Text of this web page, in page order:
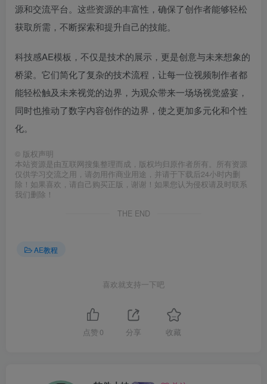
源和交流平台。这些资源的丰富性，确保了创作者能够轻松
获取所需，不断探索和提升自己的技能。
科技感AE模板，不仅是技术的展示，更是创意与未来想象的
桥梁。它们简化了复杂的技术流程，让每一位视频制作者都
能轻松触及未来视觉的边界，为观众带来一场场视觉盛宴，
同时也推动了数字内容创作的边界，使之更加多元化和个性
化。
© 版权声明
本站资源是由互联网搜集整理而成，版权均归原作者所有。所有资源
仅供学习交流之用，请勿用作商业用途，并请于下载后24小时内删
除！如果喜欢，请自己购买正版，谢谢！如果您认为侵权请及时联系
我们删除！
THE END
AE教程
喜欢就支持一下吧
点赞 0 分享 收藏